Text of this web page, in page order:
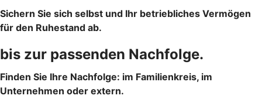
Sichern Sie sich selbst und Ihr betriebliches Vermögen
für den Ruhestand ab.
bis zur passenden Nachfolge.
Finden Sie Ihre Nachfolge: im Familienkreis, im
Unternehmen oder extern.